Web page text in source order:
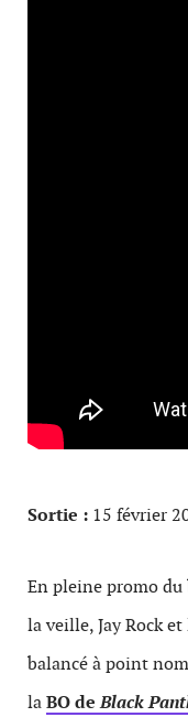
Sortie : 15 février
En pleine promo
la veille, Jay Rock
balancé à point
laBO deBlack